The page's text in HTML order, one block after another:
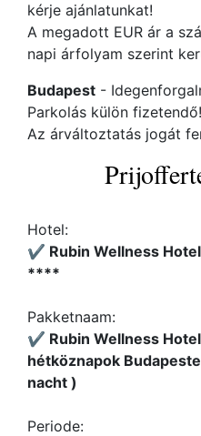
kérje ajánlatunkat!
A megadott EUR ár a
napi árfolyam szerint
Budapest -
Parkolás külön fizetendő!
Az árváltoztatás jogát
Hotel:
✔️ Rubin Wellness
****
Pakketnaam:
✔️ Rubin Wellness
hétköznapok
nacht )
Periode: